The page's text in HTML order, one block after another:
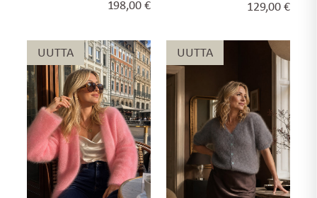
198,00€ 129,00€
UUTTA
UUTTA UUTTA
UUTTA